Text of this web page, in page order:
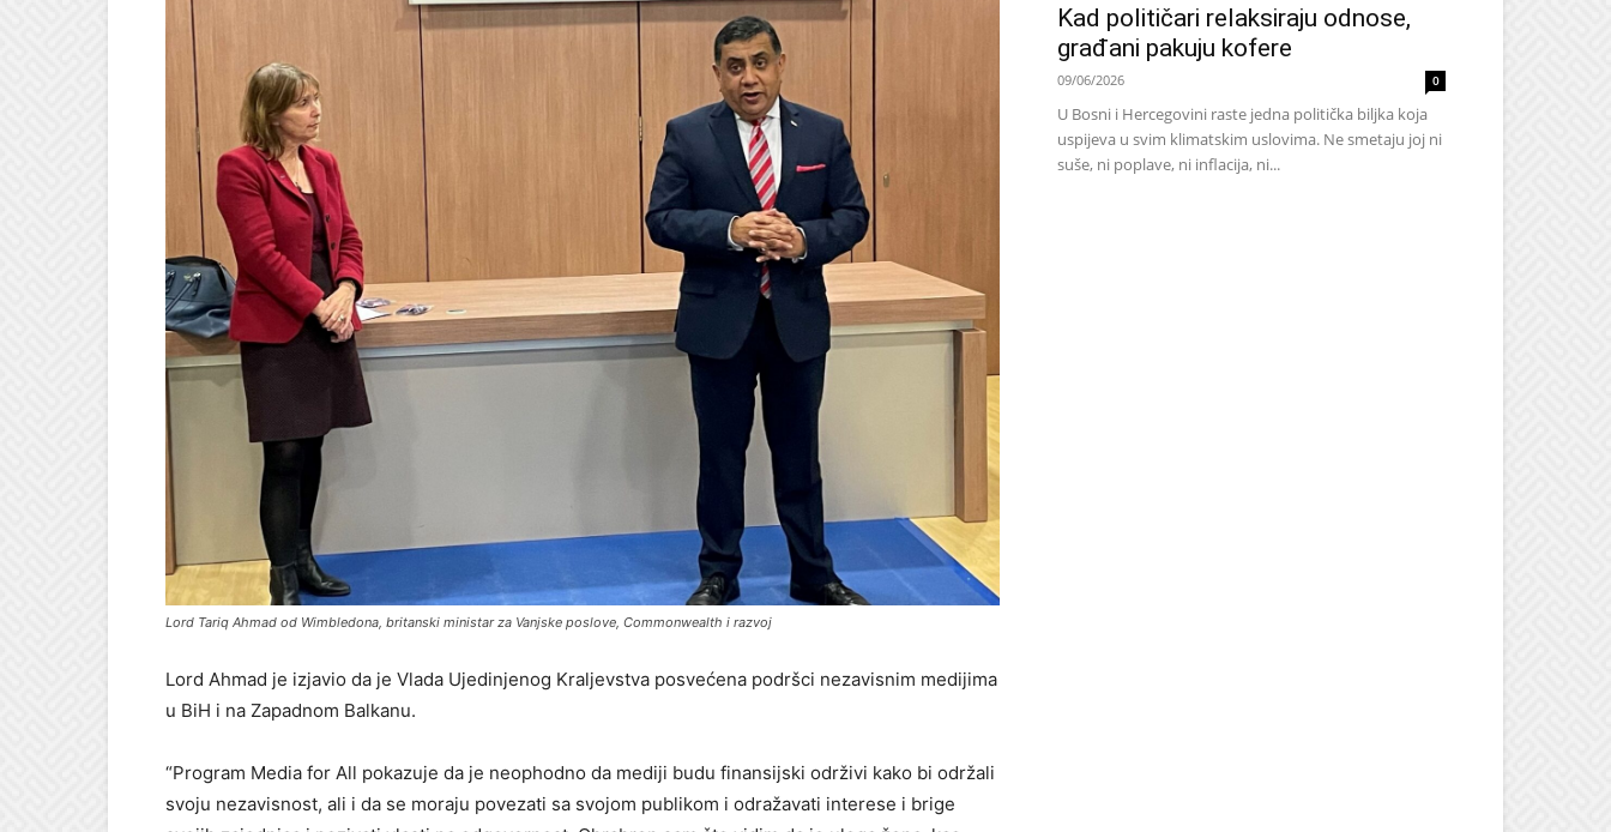
Lord Tariq Ahmad od Wimbledona, britanski ministar za Vanjske poslove, Commonwealth i razvoj
Lord Ahmad je izjavio da je Vlada Ujedinjenog Kraljevstva posvećena podršci nezavisnim medijima
u BiH i na Zapadnom Balkanu.
“Program Media for All pokazuje da je neophodno da mediji budu finansijski održivi kako bi održali
svoju nezavisnost, ali i da se moraju povezati sa svojom publikom i odražavati interese i brige
Kad političari relaksiraju odnose,
građani pakuju kofere
09/06/2026 0
U Bosni i Hercegovini raste jedna politička biljka koja
uspijeva u svim klimatskim uslovima. Ne smetaju joj ni
suše, ni poplave, ni inflacija, ni...